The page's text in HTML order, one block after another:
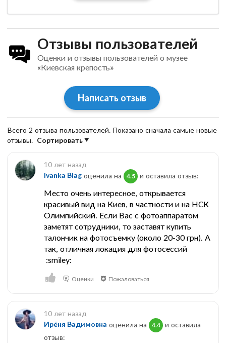
Отзывы пользователей
Оценки и отзывы пользователей о музее
«Киевская крепость»
Написать отзыв
Всего 2 отзыва пользователей. Показано сначала самые новые
отзывы. Сортировать
10 лет назад
Ivanka Blag оценила на 4.5 и оставила отзыв:
Место очень интересное, открывается
красивый вид на Киев, в частности и на НСК
Олимпийский. Если Вас с фотоаппаратом
заметят сотрудники, то заставят купить
талончик на фотосъемку (около 20-30 грн). А
так, отличная локация для фотосессий
:smiley:
Оценки Пожаловаться
10 лет назад
Ирёня Вадимовна оценила на 4.4
и оставила
отзыв: